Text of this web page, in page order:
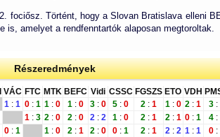
fociősz. Történt, hogy a Slovan Bratislava elleni
is, amelyet a rendfenntartók alaposan megtoroltak.
Részeredmények
VÁC FTC MTK BEFC Vidi CSSC FGSZS ETO VDH
1 : 1 0 : 1 1 : 0 1 : 0 3 : 0 5 : 0 2 : 1 1 : 0 2 : 1 3 :
1 : 3 2 : 0 2 : 0 2 : 2 1 : 0 2 : 1 2 : 1 0 : 1 4 :
0 : 1 1 : 0 2 : 1 2 : 0 0 : 1 2 : 1 2 : 2 1 : 1 0 :